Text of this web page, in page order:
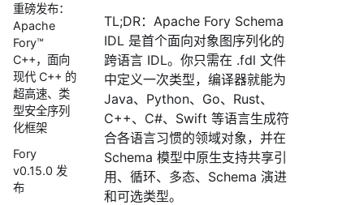
重磅发布：
Apache
Fory™
C++，面向
现代 C++ 的
超高速、类
型安全序列
化框架
Fory
v0.15.0 发
布
TL;DR：Apache Fory Schema
IDL 是首个面向对象图序列化的
跨语言 IDL。你只需在 .fdl 文件
中定义一次类型，编译器就能为
Java、Python、Go、Rust、
C++、C#、Swift 等语言生成符
合各语言习惯的领域对象，并在
Schema 模型中原生支持共享引
用、循环、多态、Schema 演进
和可选类型。